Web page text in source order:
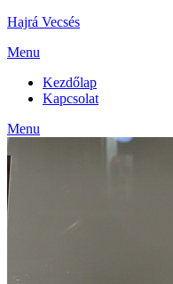
Skip
content
Hajrá Vecsés
Menu
Kezdőlap
Kapcsolat
Menu